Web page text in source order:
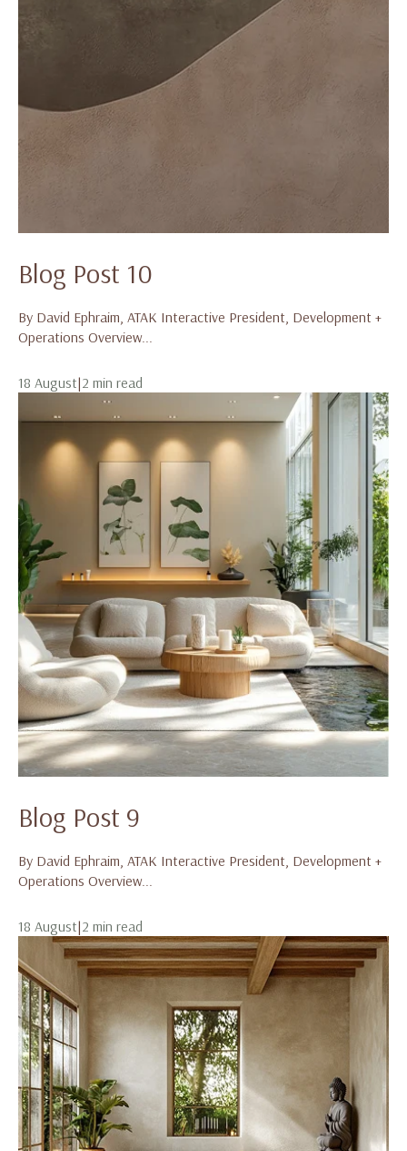
Blog Post 10
By David Ephraim, ATAK Interactive President, Development +
Operations Overview...
18 August|2 min read
Blog Post 9
By David Ephraim, ATAK Interactive President, Development +
Operations Overview...
18 August|2 min read